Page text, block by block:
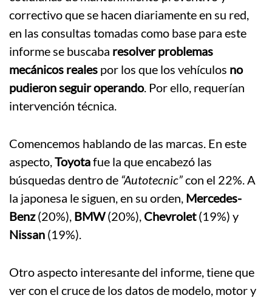
correctivo que se hacen diariamente en su red,
en las consultas tomadas como base para este
informe se buscaba resolver problemas
mecánicos reales por los que los vehículos no
pudieron seguir operando. Por ello, requerían
intervención técnica.
Comencemos hablando de las marcas. En este
aspecto, Toyotafue la que encabezó las
búsquedas dentro de “Autotecnic”con el 22%. A
la japonesa le siguen, en su orden, Mercedes-
Benz(20%), BMW(20%), Chevrolet(19%) y
Nissan (19%).
Otro aspecto interesante del informe, tiene que
ver con el cruce de los datos de modelo, motor y